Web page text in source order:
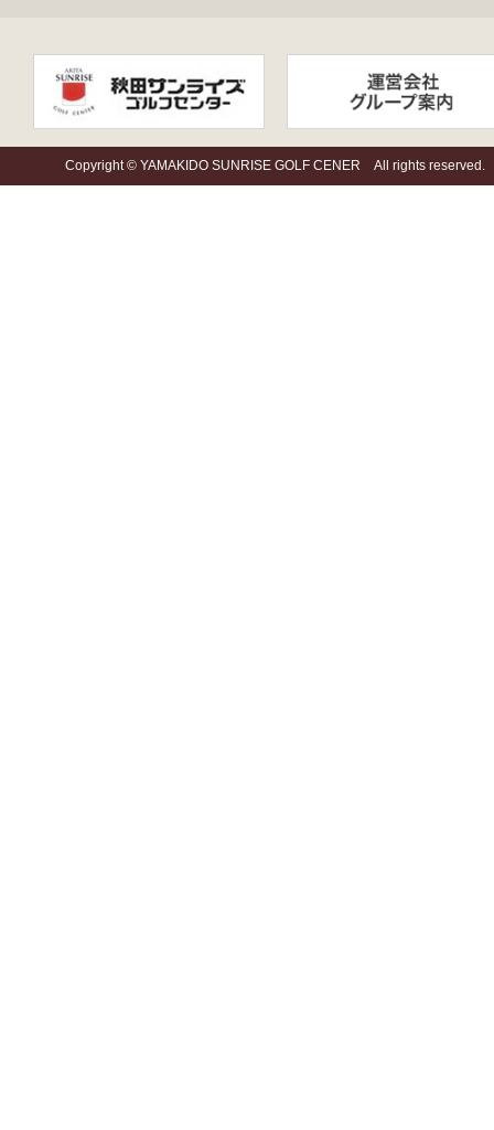
Copyright © YAMAKIDO SUNRISE GOLF CENER All rights reserved.